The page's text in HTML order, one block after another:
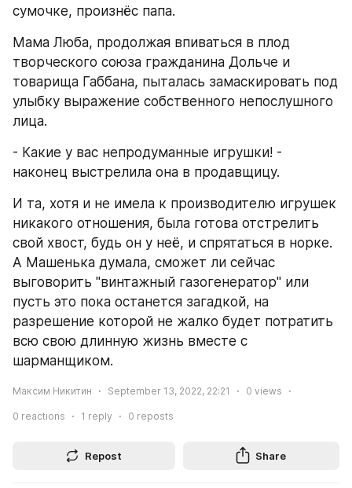
сумочке, произнёс папа.
Мама Люба, продолжая впиваться в плод
творческого союза гражданина Дольче и
товарища Габбана, пыталась замаскировать под
улыбку выражение собственного непослушного
лица.
- Какие у вас непродуманные игрушки! -
наконец выстрелила она в продавщицу.
И та, хотя и не имела к производителю игрушек
никакого отношения, была готова отстрелить
свой хвост, будь он у неё, и спрятаться в норке.
А Машенька думала, сможет ли сейчас
выговорить "винтажный газогенератор" или
пусть это пока останется загадкой, на
разрешение которой не жалко будет потратить
всю свою длинную жизнь вместе с
шарманщиком.
Максим Никитин September 13, 2022, 22:21 0 views
0 reactions 1 reply 0 reposts
Repost Share